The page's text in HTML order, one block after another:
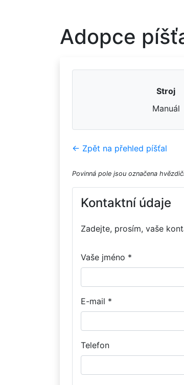
Adopce
Stroj
Manuál
← Zpět na přehled píšťal
Povinná pole jsou označena
Kontaktní údaje
Zadejte, prosím, vaše
Vaše jméno *
E-mail *
Telefon